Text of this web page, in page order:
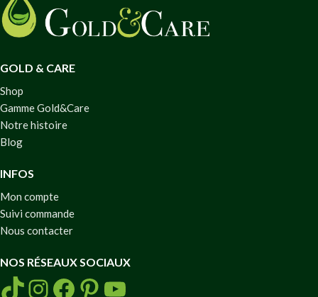
GOLD & CARE
Shop
Gamme Gold&Care
Notre histoire
Blog
INFOS
Mon compte
Suivi commande
Nous contacter
NOS RÉSEAUX SOCIAUX